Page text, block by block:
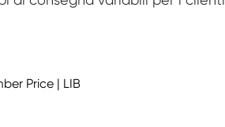
Price | LIB